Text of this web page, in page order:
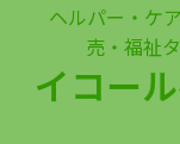
ヘルパー・ケ
売・福祉
イコー